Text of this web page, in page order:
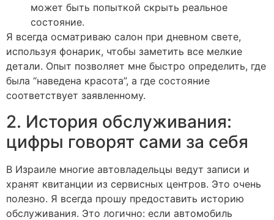
может быть попыткой скрыть реальное
состояние.
Я всегда осматриваю салон при дневном свете,
используя фонарик, чтобы заметить все мелкие
детали. Опыт позволяет мне быстро определить, где
была “наведена красота”, а где состояние
соответствует заявленному.
2. История обслуживания:
цифры говорят сами за себя
В Израиле многие автовладельцы ведут записи и
хранят квитанции из сервисных центров. Это очень
полезно. Я всегда прошу предоставить историю
обслуживания. Это логично: если автомобиль